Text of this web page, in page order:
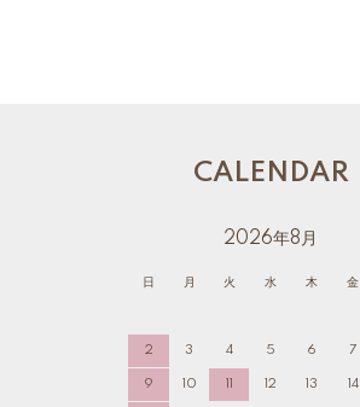
CALENDAR
2026年8月
日 月 火 水 木 金
2 3 4 5 6 7
9 10 11 12 13 14